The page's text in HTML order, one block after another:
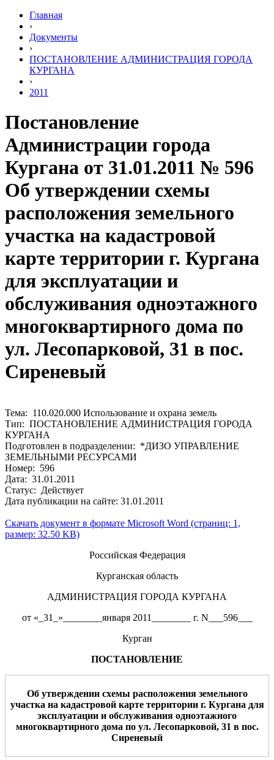
Главная
›
Документы
›
ПОСТАНОВЛЕНИЕ АДМИНИСТРАЦИЯ ГОРОДА
КУРГАНА
›
2011
Постановление
Администрации города
Кургана от 31.01.2011 № 596
Об утверждении схемы
расположения земельного
участка на кадастровой
карте территории г. Кургана
для эксплуатации и
обслуживания одноэтажного
многоквартирного дома по
ул. Лесопарковой, 31 в пос.
Сиреневый
Тема: 110.020.000 Использование и охрана земель
Тип: ПОСТАНОВЛЕНИЕ АДМИНИСТРАЦИЯ ГОРОДА
КУРГАНА
Подготовлен в подразделении: *ДИЗО УПРАВЛЕНИЕ
ЗЕМЕЛЬНЫМИ РЕСУРСАМИ
Номер: 596
Дата: 31.01.2011
Статус: Действует
Дата публикации на сайте: 31.01.2011
Скачать документ в формате Microsoft Word (страниц: 1,
размер: 32.50 KB)
Российская Федерация
Курганская область
АДМИНИСТРАЦИЯ ГОРОДА КУРГАНА
от «_31_»________января 2011________ г. N___596___
Курган
ПОСТАНОВЛЕНИЕ
Об утверждении схемы расположения земельного
участка на кадастровой карте территории г. Кургана для
эксплуатации и обслуживания одноэтажного
многоквартирного дома по ул. Лесопарковой, 31 в пос.
Сиреневый